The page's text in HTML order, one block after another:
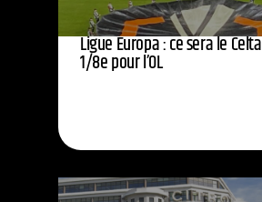
Ligue Europa : ce sera le
1/8e pour l’OL